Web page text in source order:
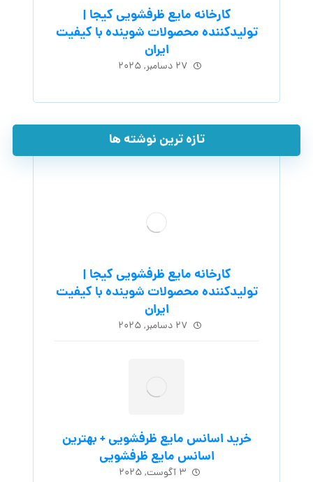
کارخانه مایع ظرفشویی کیجا |
تولیدکننده محصولات شوینده با کیفیت
ایران
۲۷ دسامبر, ۲۰۲۵
تازه ترین نوشته ها
کارخانه مایع ظرفشویی کیجا |
تولیدکننده محصولات شوینده با کیفیت
ایران
۲۷ دسامبر, ۲۰۲۵
خرید اسانس مایع ظرفشویی + بهترین
اسانس مایع ظرفشویی
۳ آگوست, ۲۰۲۵